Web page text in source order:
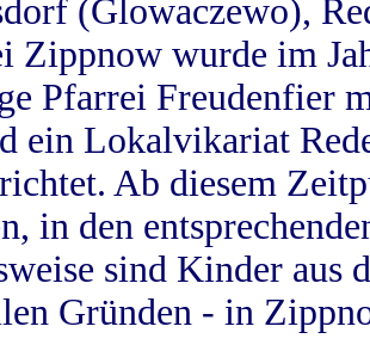
(Glowaczewo),
Zippnow wurde im
Pfarrei Freudenfier
ein Lokalvikariat
Ab diesem
in den
sind Kinder aus
Gründen - in